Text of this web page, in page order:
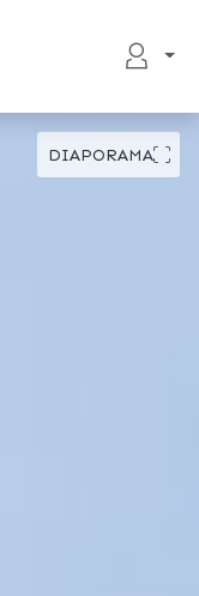
DIAPORAMA